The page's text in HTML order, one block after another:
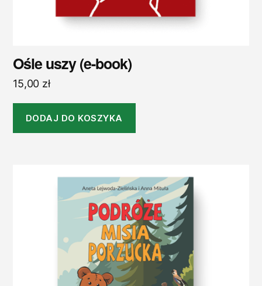
Ośle uszy (e-book)
15,00 zł
DODAJ DO KOSZYKA